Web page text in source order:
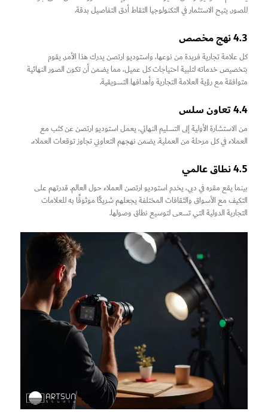
للصور. يتيح الاستثمار في التكنولوجيا التقاط أدق التفاصيل بدقة.
4.3 نهج مخصص
كل علامة تجارية فريدة من نوعها، واستوديو ارتصن يدرك هذا الأمر. يقوم
بتخصيص خدماته لتلبية احتياجات كل عميل، مما يضمن أن تكون الصور النهائية
متوافقة مع رؤية العلامة التجارية وأهدافها التسويقية.
4.4 تعاون سلس
من الاستشارة الأولية إلى التسليم النهائي، يعمل استوديو ارتصن عن كثب مع
العملاء في كل مرحلة من العملية. يضمن نهجهم التعاوني تجاوز توقعات العملاء.
4.5 نطاق عالمي
بينما يقع مقره في دبي، يخدم استوديو ارتصن العملاء حول العالم. قدرتهم على
التكيف مع الأسواق والثقافات المختلفة يجعلهم شريكًا موثوقًا به للعلامات
التجارية الدولية التي تسعى لتوسيع نطاق وصولها.